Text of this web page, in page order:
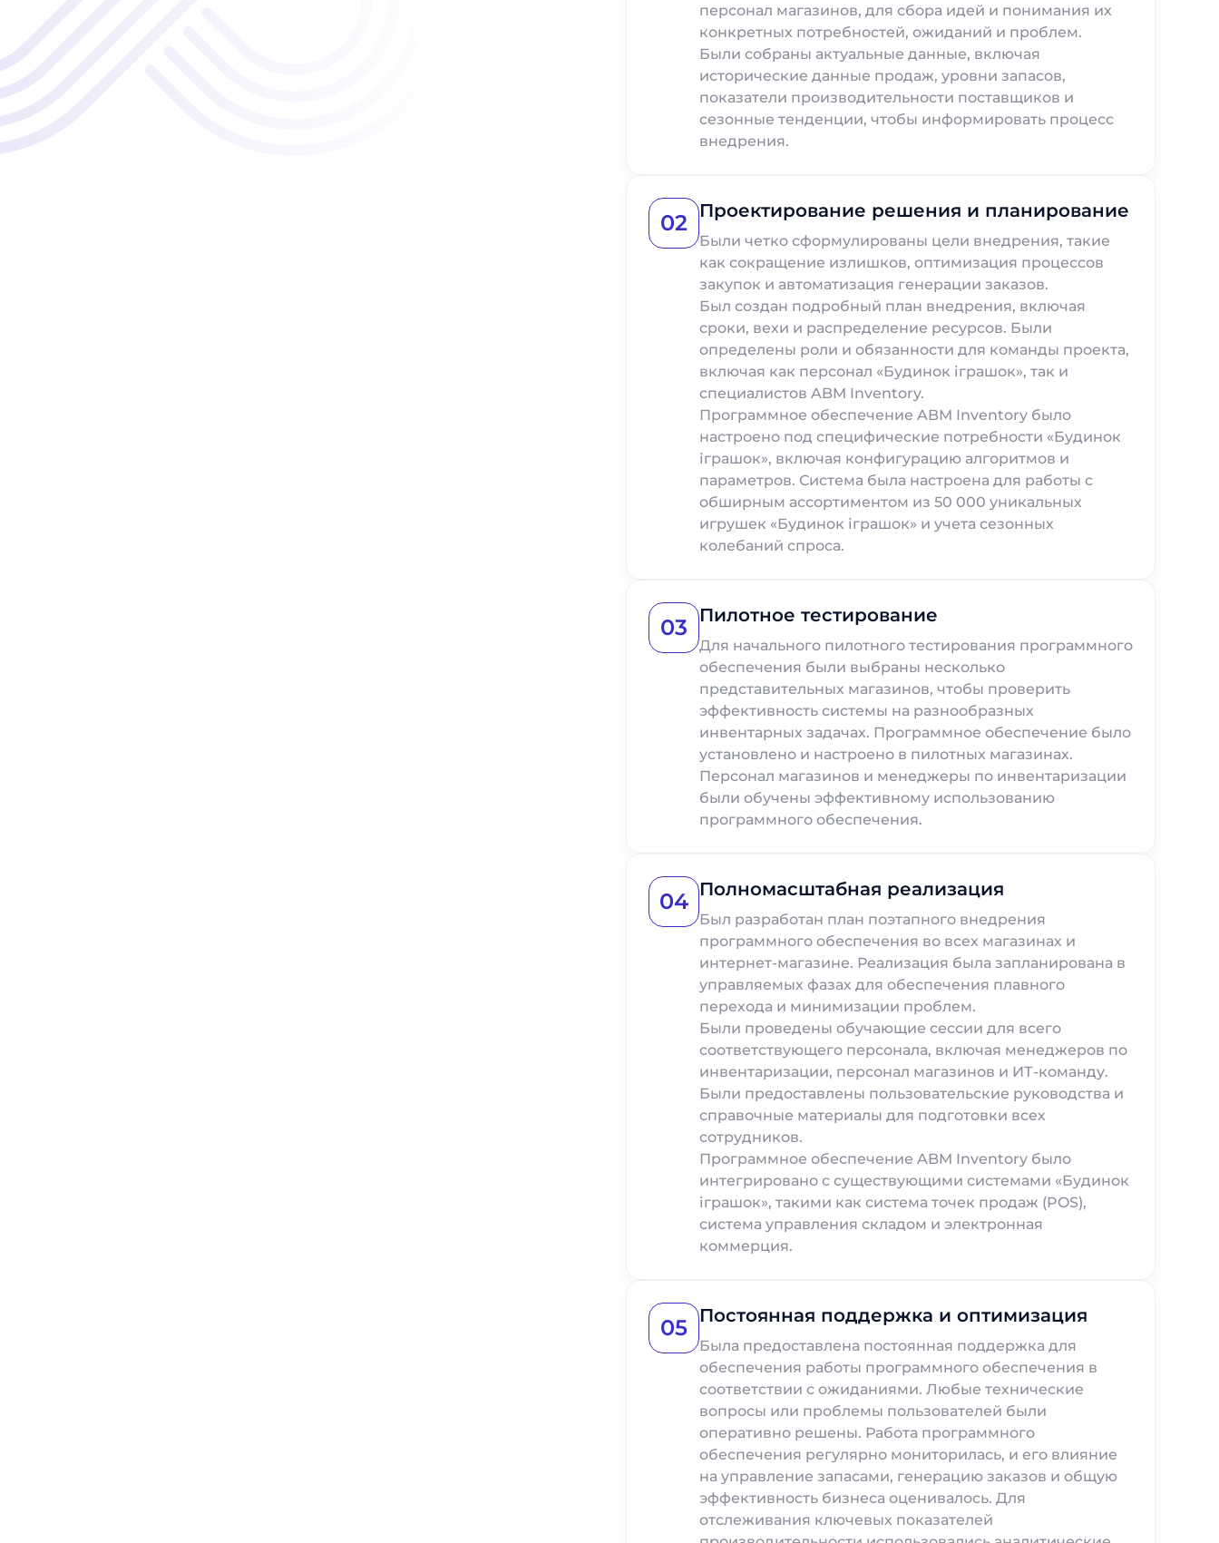
персонал магазинов, для сбора идей и понимания их
конкретных потребностей, ожиданий и проблем.
Были собраны актуальные данные, включая
исторические данные продаж, уровни запасов,
показатели производительности поставщиков и
сезонные тенденции, чтобы информировать процесс
внедрения.
02 Проектирование решения и планирование
Были четко сформулированы цели внедрения, такие
как сокращение излишков, оптимизация процессов
закупок и автоматизация генерации заказов.
Был создан подробный план внедрения, включая
сроки, вехи и распределение ресурсов. Были
определены роли и обязанности для команды проекта,
включая как персонал «Будинок іграшок», так и
специалистов ABM Inventory.
Программное обеспечение ABM Inventory было
настроено под специфические потребности «Будинок
іграшок», включая конфигурацию алгоритмов и
параметров. Система была настроена для работы с
обширным ассортиментом из 50 000 уникальных
игрушек «Будинок іграшок» и учета сезонных
колебаний спроса.
03 Пилотное тестирование
Для начального пилотного тестирования программного
обеспечения были выбраны несколько
представительных магазинов, чтобы проверить
эффективность системы на разнообразных
инвентарных задачах. Программное обеспечение было
установлено и настроено в пилотных магазинах.
Персонал магазинов и менеджеры по инвентаризации
были обучены эффективному использованию
программного обеспечения.
04 Полномасштабная реализация
Был разработан план поэтапного внедрения
программного обеспечения во всех магазинах и
интернет-магазине. Реализация была запланирована в
управляемых фазах для обеспечения плавного
перехода и минимизации проблем.
Были проведены обучающие сессии для всего
соответствующего персонала, включая менеджеров по
инвентаризации, персонал магазинов и ИТ-команду.
Были предоставлены пользовательские руководства и
справочные материалы для подготовки всех
сотрудников.
Программное обеспечение ABM Inventory было
интегрировано с существующими системами «Будинок
іграшок», такими как система точек продаж (POS),
система управления складом и электронная
коммерция.
05 Постоянная поддержка и оптимизация
Была предоставлена постоянная поддержка для
обеспечения работы программного обеспечения в
соответствии с ожиданиями. Любые технические
вопросы или проблемы пользователей были
оперативно решены. Работа программного
обеспечения регулярно мониторилась, и его влияние
на управление запасами, генерацию заказов и общую
эффективность бизнеса оценивалось. Для
отслеживания ключевых показателей